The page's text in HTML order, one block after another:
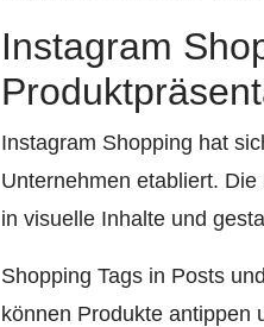
Instagram
Instagram Shopping hat
Unternehmen etabliert.
in visuelle Inhalte und
Shopping Tags in Posts
können Produkte antippen